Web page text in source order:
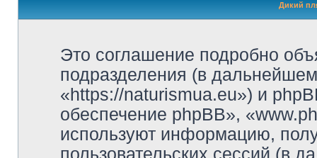
Дикий
Это соглашение подробно
подразделения (в
«https://naturismua.eu») и
обеспечение phpBB»,
используют информацию,
пользовательских сессий (в